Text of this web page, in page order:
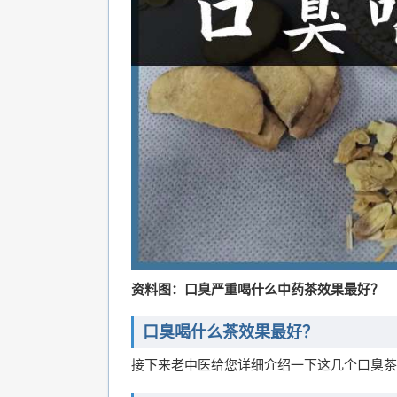
资料图：口臭严重喝什么中药茶效果最好？
口臭喝什么茶效果最好？
接下来老中医给您详细介绍一下这几个口臭